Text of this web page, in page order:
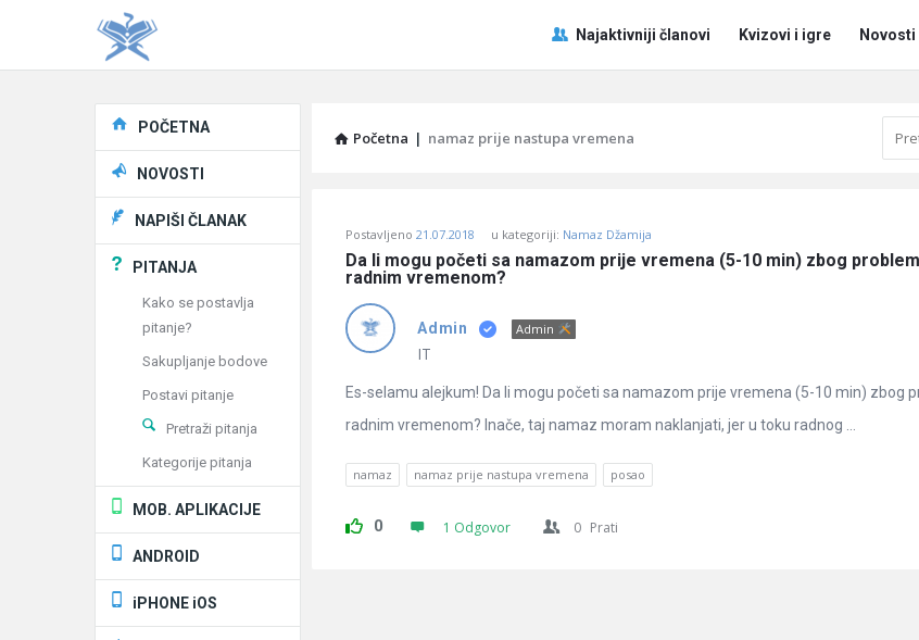
Pitaj
Učene
Navigacija
Najaktivniji članovi Kvizovi i igre Novosti
Početna | namaz prije nastupa vremena
Učene
Latest
Pitanja
Postavljeno 21.07.2018 u kategoriji: Namaz Džamija
Da li mogu početi sa namazom prije vremena (5-10 min) zbog
radnim vremenom?
Admin Admin
IT
Es-selamu alejkum! Da li mogu početi sa namazom prije vremena (5-10 min) zbog
radnim vremenom? Inače, taj namaz moram naklanjati, jer u toku radnog ...
namaz namaz prije nastupa vremena posao
0 1 Odgovor 0 Prati
Explore
POČETNA
NOVOSTI
NAPIŠI ČLANAK
PITANJA
Kako se postavlja
pitanje?
Sakupljanje bodove
Postavi pitanje
Pretraži pitanja
Kategorije pitanja
MOB. APLIKACIJE
ANDROID
iPHONE iOS